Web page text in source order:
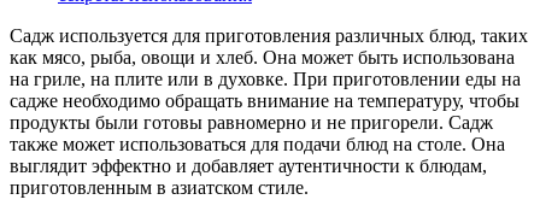
Садж используется для приготовления различных блюд, таких
как мясо, рыба, овощи и хлеб. Она может быть использована
на гриле, на плите или в духовке. При приготовлении еды на
садже необходимо обращать внимание на температуру, чтобы
продукты были готовы равномерно и не пригорели. Садж
также может использоваться для подачи блюд на столе. Она
выглядит эффектно и добавляет аутентичности к блюдам,
приготовленным в азиатском стиле.